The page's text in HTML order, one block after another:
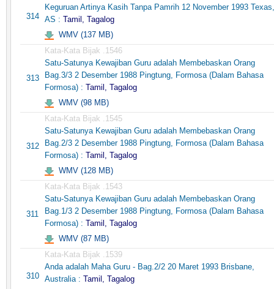
314
Keguruan Artinya Kasih Tanpa Pamrih 12 November 1993 Texas,
AS : Tamil, Tagalog
WMV (137 MB)
313
Kata-Kata Bijak .1546
Satu-Satunya Kewajiban Guru adalah Membebaskan Orang
Bag.3/3 2 Desember 1988 Pingtung, Formosa (Dalam Bahasa
Formosa) : Tamil, Tagalog
WMV (98 MB)
312
Kata-Kata Bijak .1545
Satu-Satunya Kewajiban Guru adalah Membebaskan Orang
Bag.2/3 2 Desember 1988 Pingtung, Formosa (Dalam Bahasa
Formosa) : Tamil, Tagalog
WMV (128 MB)
311
Kata-Kata Bijak .1543
Satu-Satunya Kewajiban Guru adalah Membebaskan Orang
Bag.1/3 2 Desember 1988 Pingtung, Formosa (Dalam Bahasa
Formosa) : Tamil, Tagalog
WMV (87 MB)
310
Kata-Kata Bijak .1539
Anda adalah Maha Guru - Bag.2/2 20 Maret 1993 Brisbane,
Australia : Tamil, Tagalog